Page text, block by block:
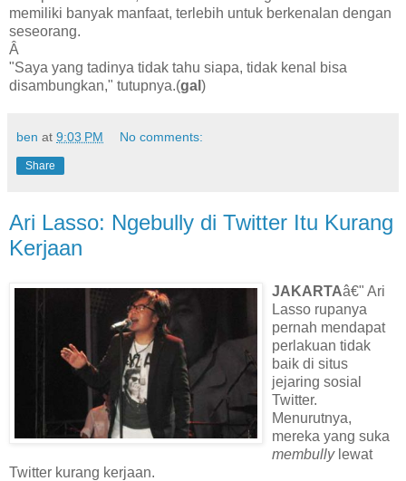
memiliki banyak manfaat, terlebih untuk berkenalan dengan
seseorang.
Â
"Saya yang tadinya tidak tahu siapa, tidak kenal bisa
disambungkan," tutupnya.(gal )
ben at 9:03 PM No comments:
Share
Ari Lasso: Ngebully di Twitter Itu Kurang
Kerjaan
JAKARTAâ€" Ari
Lasso rupanya
pernah mendapat
perlakuan tidak
baik di situs
jejaring sosial
Twitter.
Menurutnya,
mereka yang suka
membullylewat
Twitter kurang kerjaan.